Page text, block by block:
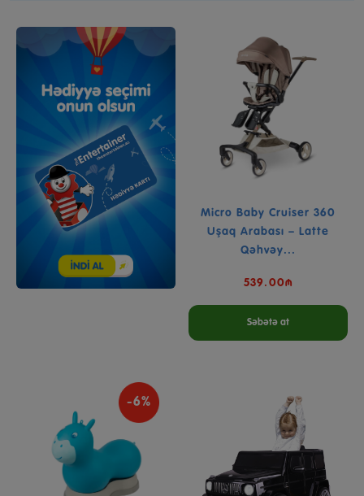
Micro Baby Cruiser 360
Uşaq Arabası – Latte
Qəhvəy...
539.00₼
Səbətə at
-6%